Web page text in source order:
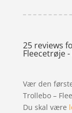
25 reviews
Fleecetrøje
Vær den
Trollebo –
Du skal være